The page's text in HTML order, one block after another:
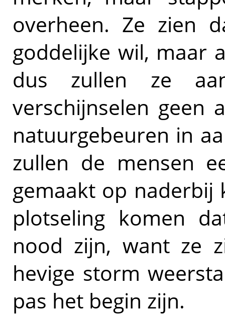
overheen. Ze zien
goddelijke wil, maar
dus zullen ze
verschijnselen geen
natuurgebeuren in
zullen de mensen
gemaakt op naderbij
plotseling komen
nood zijn, want ze
hevige storm
pas het begin zijn.